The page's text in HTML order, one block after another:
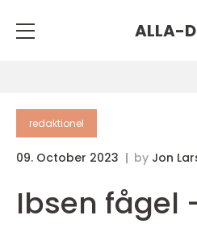
ALLA-
redaktionel
09. October 2023 by Jon
Ibsen fågel